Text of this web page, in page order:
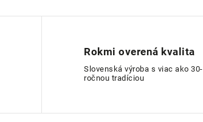
Rokmi overená kvalita
Slovenská výroba s viac ako 30-
ročnou tradíciou